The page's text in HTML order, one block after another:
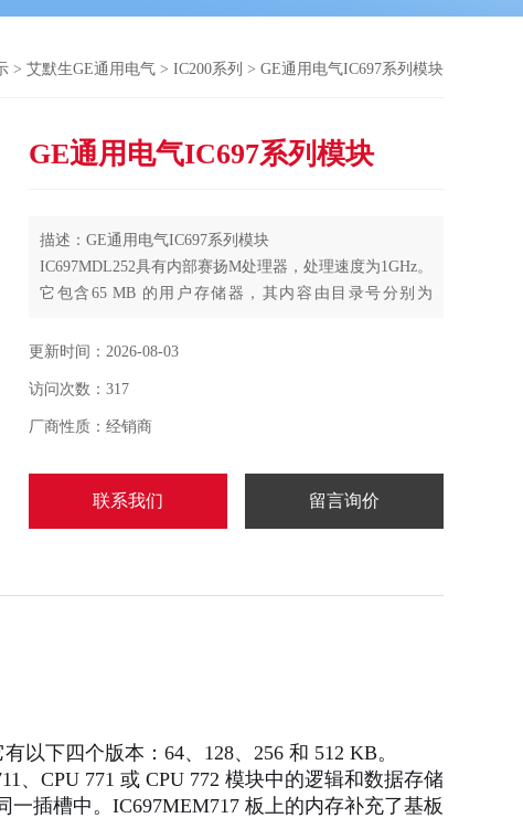
> 艾默生GE通用电气 > IC200系列 > GE通用电气IC697系列模块
GE通用电气IC697系列模块
描述：GE通用电气IC697系列模块
IC697MDL252具有内部赛扬M处理器，处理速度为1GHz。
它包含65 MB 的用户存储器，其内容由目录号分别为
留。此外，它还具有64 MB的非易失性闪存用户存储器。
此外，这些用户存
储器支持重新分配自定义大小的数据和程序存储器。它最
多支持512个程序块，其中单个块的最
更新时间：2026-08-03
访问次数：317
厂商性质：经销商
联系我们 留言询价
有以下四个版本：64、128、256 和 512 KB。
、CPU 771 或 CPU 772 模块中的逻辑和数据存储
插槽中。IC697MEM717 板上的内存补充了基板